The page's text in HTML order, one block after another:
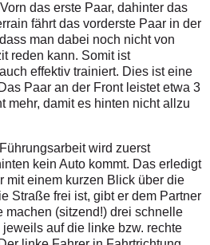
das erste Paar, dahinter das
fährt das vorderste Paar in der
man dabei noch nicht von
reden kann. Somit ist
effektiv trainiert. Dies ist eine
Paar an der Front leistet etwa 3
mehr, damit es hinten nicht allzu
wird zuerst
kein Auto kommt. Das erledigt
mit einem kurzen Blick über die
Straße frei ist, gibt er dem Partner
machen (sitzend!) drei schnelle
auf die linke bzw. rechte